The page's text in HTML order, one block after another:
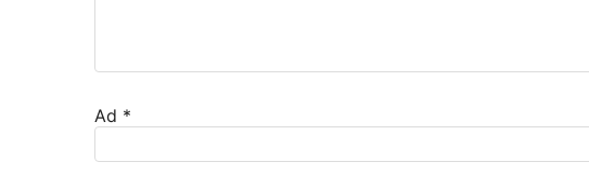
Ad *